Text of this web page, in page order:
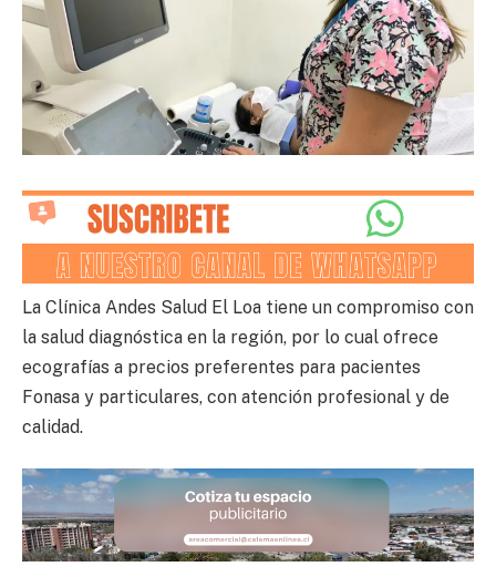
La Clínica Andes Salud El Loa tiene un compromiso con
la salud diagnóstica en la región, por lo cual ofrece
ecografías a precios preferentes para pacientes
Fonasa y particulares, con atención profesional y de
calidad.